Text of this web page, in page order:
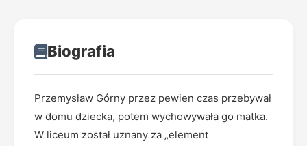
Biografia
Przemysław Górny przez pewien czas przebywał
w domu dziecka, potem wychowywała go matka.
W liceum został uznany za „element